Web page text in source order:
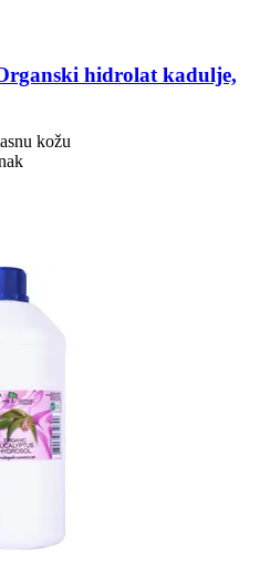
hidrolat kadulje,
kožu